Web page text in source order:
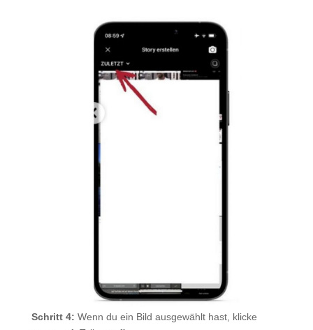
Schritt 4: Wenn du ein Bild ausgewählt hast, klicke